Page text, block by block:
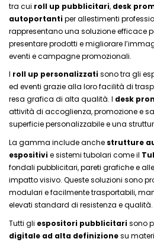
tra cui roll up pubblicitari, desk
autoportantiper allestimenti
rappresentano una soluzione efficace
presentare prodotti e migliorare
eventi e campagne promozionali.
I roll up personalizzatisono tra gli
ed eventi grazie alla loro facilità di
resa grafica di alta qualità. I desk
attività di accoglienza, promozione e
superficie personalizzabile e una
La gamma include anche strutture
espositivie sistemi tubolari come il
fondali pubblicitari, pareti grafiche e
impatto visivo. Queste soluzioni sono
modulari e facilmente trasportabili,
elevati standard di resistenza e qualità.
Tutti gli espositori pubblicitarisono
digitale ad alta definizionesu